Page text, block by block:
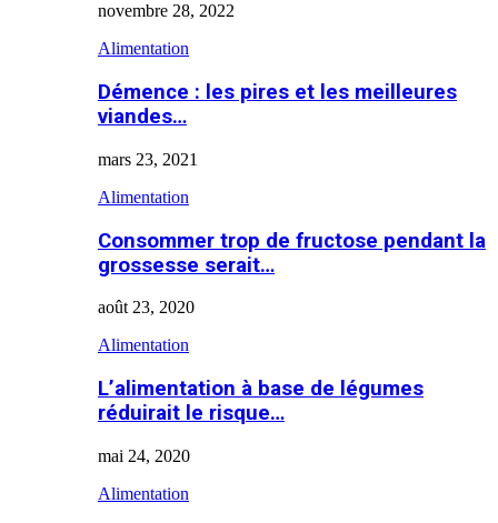
novembre 28, 2022
Alimentation
Démence : les pires et les meilleures
viandes…
mars 23, 2021
Alimentation
Consommer trop de fructose pendant la
grossesse serait…
août 23, 2020
Alimentation
L’alimentation à base de légumes
réduirait le risque…
mai 24, 2020
Alimentation